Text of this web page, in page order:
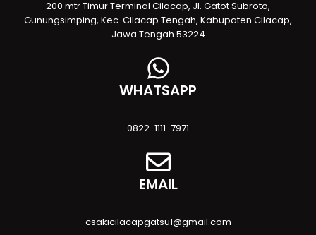
200 mtr Timur Terminal Cilacap, Jl. Gatot Subroto,
Gunungsimping, Kec. Cilacap Tengah, Kabupaten Cilacap,
Jawa Tengah 53224
WHATSAPP
0822-1111-7971
EMAIL
csakicilacapgatsu1@gmail.com